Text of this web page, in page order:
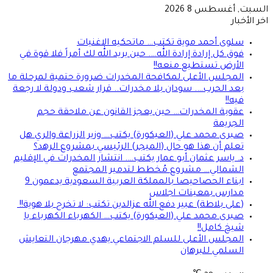
السبت, أغسطس 8 2026
اخر الأخبار
سلوى أحمد موية تكتب… ماتحكيه الاغنيات
فوق كل إرادة إرادة الله…. حين يريد الله لك أمراً فلا قوة في
الأرض تستطيع منعه!!
المجلس الأعلى لمكافحة المخدرات ضرورة حتمية لمرحلة ما
بعد الحرب…. سودان بلا مخدرات.. قرار شعب ودولة لا رجعة
فيه!!
عقوبة المخدرات… حين يعجز القانون عن ملاحقة حجم
الجريمة
صبرى محمد علي (العيكورة) يكتب… وزير الزراعة والري هل
تعلم أن هذا هو حال (الميجر) الرئيسي بمشروع الرهد؟
د. ياسر عثمان أبو عمار يكتب…. انتشار المخدرات في الإقليم
الشمالي… مشروع مُخطط لتدمير المجتمع
ابناء الحصاحيصا بالمملكة العربية السعودية يدعمون 9
مدارس بمعينات اجلاس
(على بلاطة) عبير دفع الله عزالدين تكتب: لا تخرج بلا هوية!!
صبرى محمد علي (العيكورة) يكتب… الكهرباء الكهرباء يا
شيخ كامل!!
المجلس الأعلى للسلم الاجتماعي يهدي مهرجان التعايش
السلمي للبرهان